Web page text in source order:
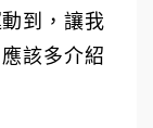
到，讓我
該多介紹